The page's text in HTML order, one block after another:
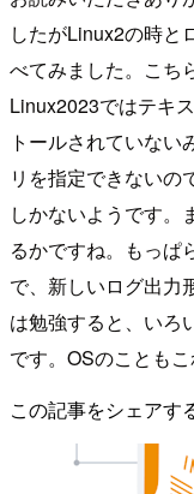
したがLinux2の時と
べてみました。こち
Linux2023ではテキ
トールされていない
リを指定できないの
しかないようです。
るかですね。もっぱ
で、新しいログ出力
は勉強すると、いろ
です。OSのことも
この記事をシェアす